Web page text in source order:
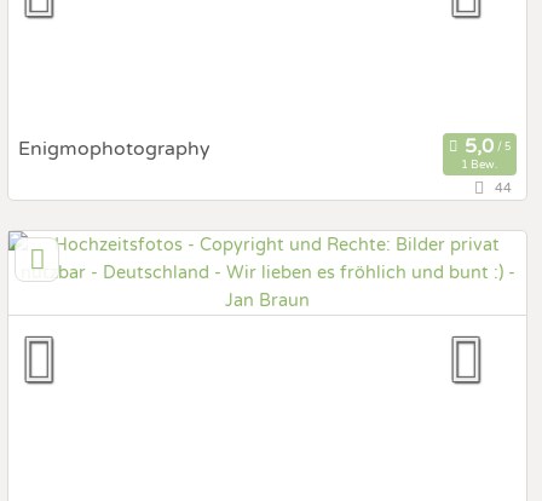
Enigmophotography
1 Bew.
Art des Shootings:
Prewedding Shooting
Fotobox mit Zubehör
44